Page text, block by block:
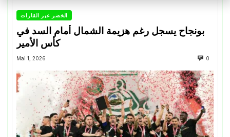
الخضر عبر القارات
بونجاح يسجل رغم هزيمة الشمال أمام السد في
كأس الأمير
Mai 1, 2026 0